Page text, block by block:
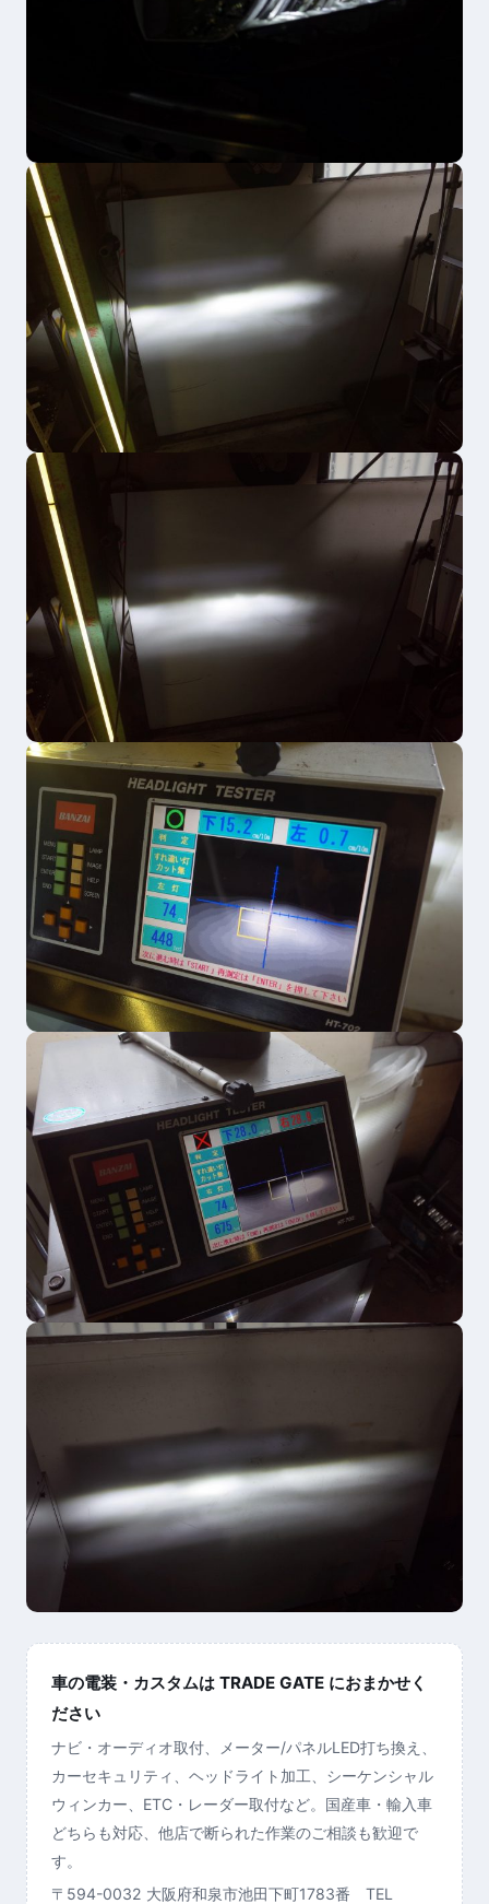
車の電装・カスタムは TRADE GATE におまかせく
ださい
ナビ・オーディオ取付、メーター/パネルLED打ち換え、
カーセキュリティ、ヘッドライト加工、シーケンシャル
ウィンカー、ETC・レーダー取付など。国産車・輸入車
どちらも対応、他店で断られた作業のご相談も歓迎で
す。
〒594-0032 大阪府和泉市池田下町1783番 TEL